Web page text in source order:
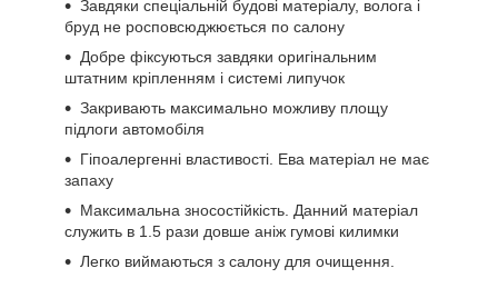
Завдяки спеціальній будові матеріалу, волога і
бруд не росповсюджюється по салону
Добре фіксуються завдяки оригінальним
штатним кріпленням і системі липучок
Закривають максимально можливу площу
підлоги автомобіля
Гіпоалергенні властивості. Ева матеріал не має
запаху
Максимальна зносостійкість. Данний матеріал
служить в 1.5 рази довше аніж гумові килимки
Легко виймаються з салону для очищення.